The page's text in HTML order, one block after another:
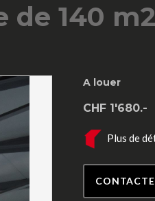
140
A louer
CHF 1'680.-
Plus de